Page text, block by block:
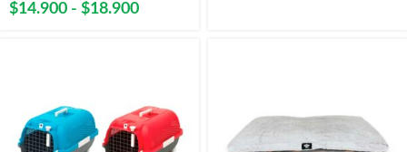
$14.900 - $18.900